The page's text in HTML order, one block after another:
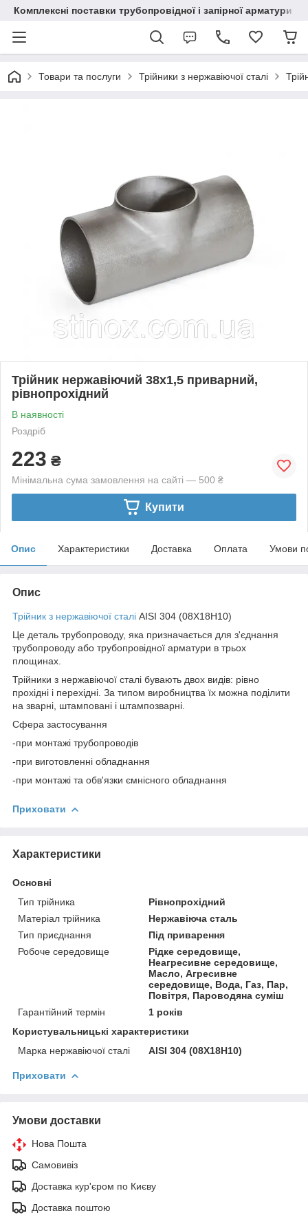
Комплексні поставки трубопровідної і запірної арматури
Товари та послуги Трійники з нержавіючої сталі
Трійник нержавіючий 38х1,5 приварний,
рівнопрохідний
В наявності
Роздріб
223 ₴
Мінімальна сума замовлення на сайті — 500 ₴
Купити
Опис Характеристики Доставка Оплата Умови
Опис
Трійник з нержавіючої сталі AISI 304 (08Х18Н10)
Це деталь трубопроводу, яка призначається для з'єднання
трубопроводу або трубопровідної арматури в трьох
площинах.
Трійники з нержавіючої сталі бувають двох видів: рівно
прохідні і перехідні. За типом виробництва їх можна поділити
на зварні, штамповані і штампозварні.
Сфера застосування
-при монтажі трубопроводів
-при виготовленні обладнання
-при монтажі та обв'язки ємнісного обладнання
Приховати
Характеристики
Основні
Тип трійника
Рівнопрохідний
Матеріал трійника
Нержавіюча сталь
Тип приєднання
Під приварення
Робоче середовище
Рідке середовище,
Неагресивне середовище,
Масло, Агресивне
середовище, Вода, Газ, Пар,
Повітря, Пароводяна суміш
Гарантійний термін
1 років
Користувальницькі характеристики
Марка нержавіючої сталі
AISI 304 (08Х18Н10)
Приховати
Умови доставки
Нова Пошта
Самовивіз
Доставка кур'єром по Києву
Доставка поштою